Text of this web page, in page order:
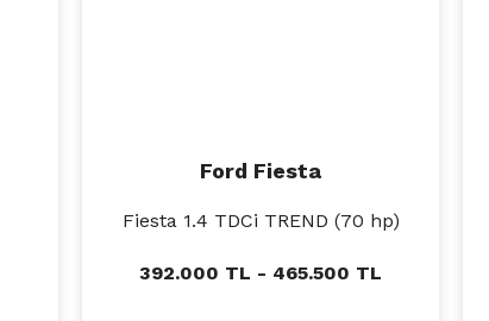
Ford Fiesta
Fiesta 1.4 TDCi TREND (70 hp)
392.000 TL - 465.500 TL